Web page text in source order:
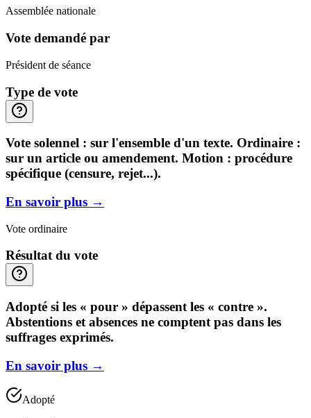
Assemblée nationale
Vote demandé par
Président de séance
Type de vote
Vote solennel : sur l'ensemble d'un texte. Ordinaire :
sur un article ou amendement. Motion : procédure
spécifique (censure, rejet...).
En savoir plus →
Vote ordinaire
Résultat du vote
Adopté si les « pour » dépassent les « contre ».
Abstentions et absences ne comptent pas dans les
suffrages exprimés.
En savoir plus →
Adopté